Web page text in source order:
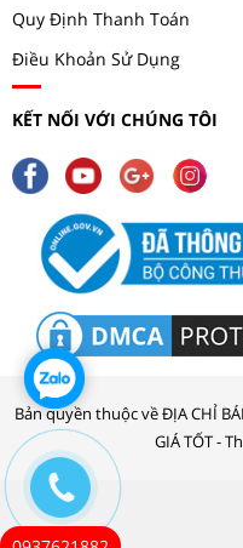
Quy Định Thanh Toán
Điều Khoản Sử Dụng
KẾT NỐI VỚI CHÚNG TÔI
Bản quyền thuộc về ĐỊA CHỈ
GIÁ TỐT -